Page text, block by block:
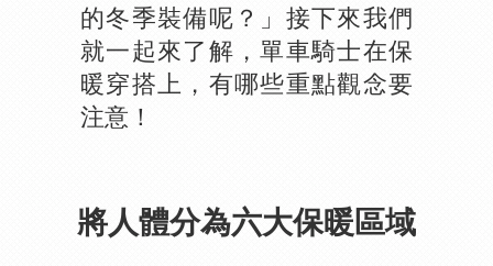
的冬季裝備呢？」接下來我們
就一起來了解，單車騎士在保
暖穿搭上，有哪些重點觀念要
注意！
將人體分為六大保暖區域